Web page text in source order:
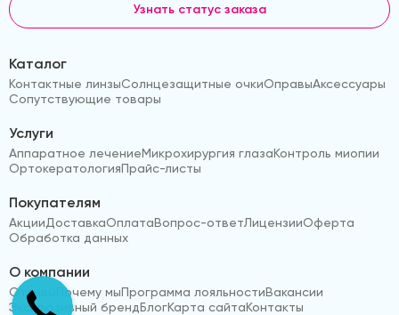
Узнать статус заказа
Каталог
Контактные линзыСолнцезащитные очкиОправыАксессуары
Сопутствующие товары
Услуги
Аппаратное лечениеМикрохирургия глазаКонтроль миопии
ОртокератологияПрайс-листы
Покупателям
АкцииДоставкаОплатаВопрос-ответЛицензииОферта
Обработка данных
О компании
Отзывы Почему мыПрограмма лояльностиВакансии
Эксклюзивный брендБлогКарта сайтаКонтакты